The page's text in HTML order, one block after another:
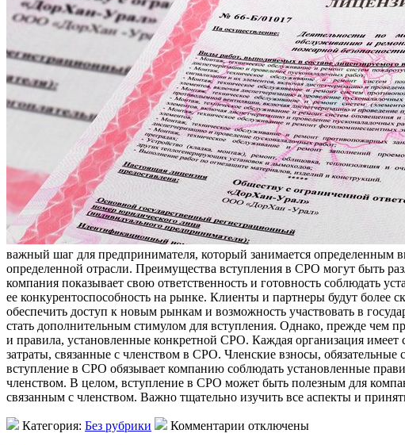
важный шаг для предпринимателя, который занимается определенным
определенной отрасли. Преимущества вступления в СРО могут быть
компания показывает свою ответственность и готовность соблюдать
ее конкурентоспособность на рынке. Клиенты и партнеры будут
обеспечить доступ к новым рынкам и возможность участвовать в
стать дополнительным стимулом для вступления. Однако, прежде чем
и правила, установленные конкретной СРО. Каждая организация
затраты, связанные с членством в СРО. Членские взносы,
вступление в СРО обязывает компанию соблюдать установленные
членством. В целом, вступление в СРО может быть полезным для
связанным с членством. Важно тщательно изучить все аспекты и
Категория: Без рубрики Комментарии отключены